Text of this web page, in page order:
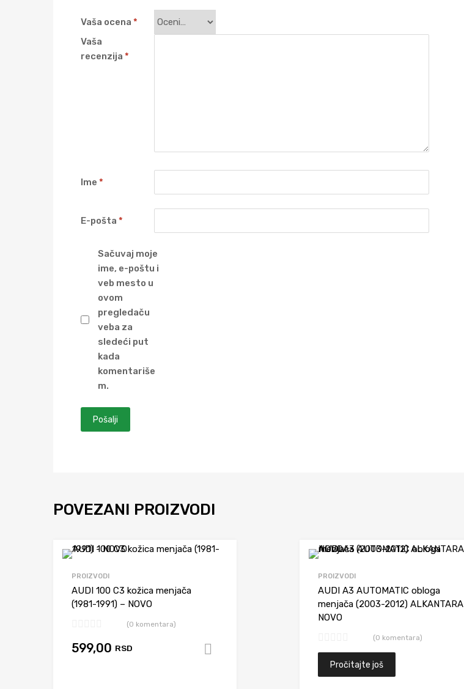
Vaša ocena *
Vaša
recenzija *
Ime *
E-pošta *
Sačuvaj moje
ime, e-poštu i
veb mesto u
ovom
pregledaču
veba za
sledeći put
kada
komentariše
m.
POVEZANI PROIZVODI
PROIZVODI
AUDI 100 C3 kožica menjača
(1981-1991) – NOVO
(0 komentara)
599,00 RSD
PROIZVODI
AUDI A3 AUTOMATIC obloga
menjača (2003-2012) ALKANTARA
NOVO
(0 komentara)
Pročitajte još